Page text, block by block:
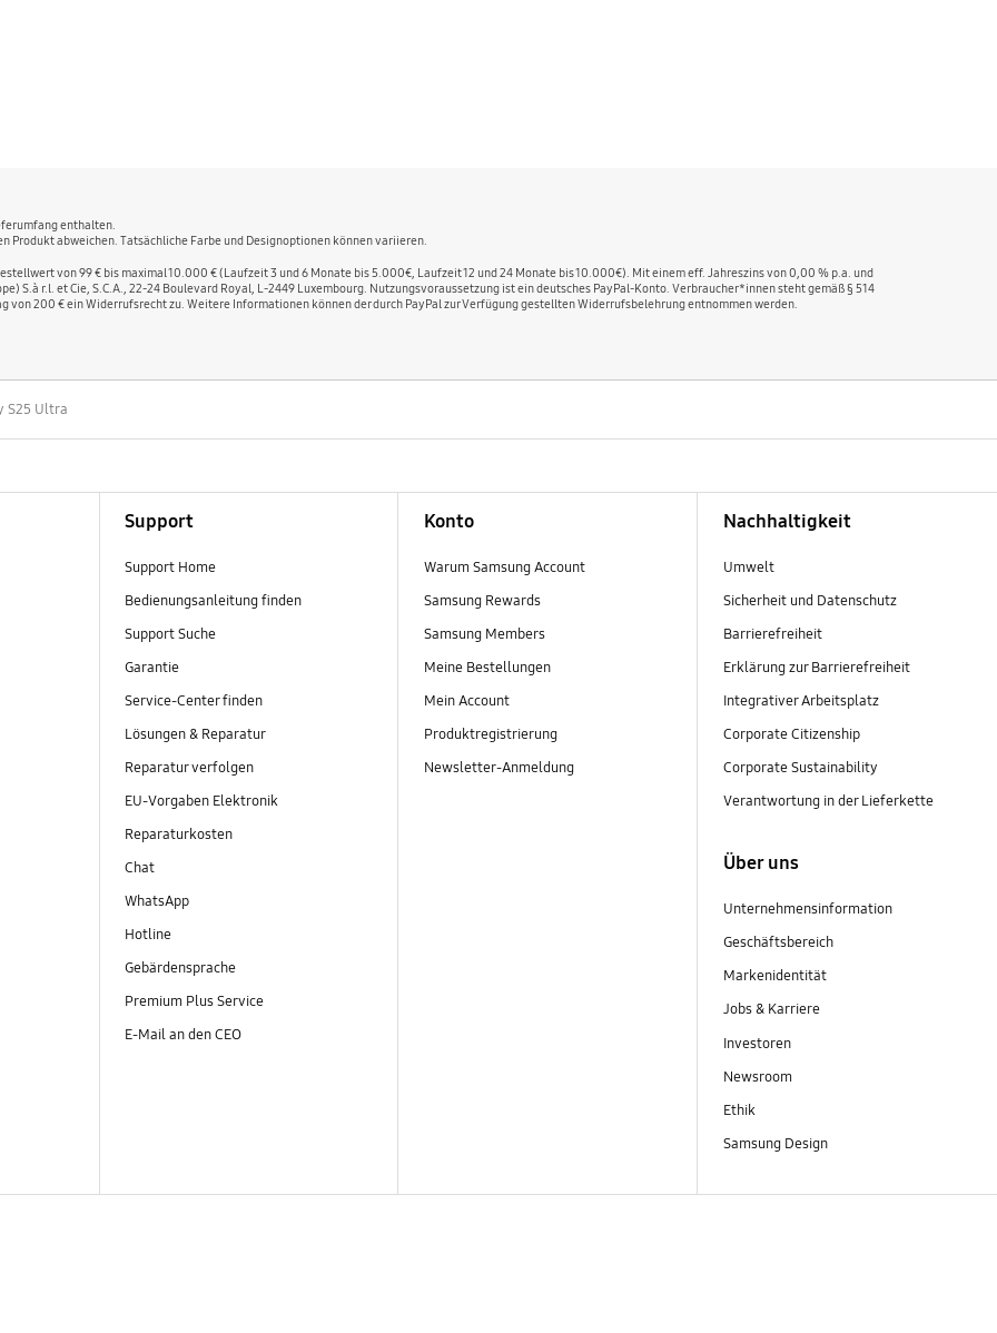
enthalten.
abweichen. Tatsächliche Farbe und Designoptionen können variieren.
von 99 € bis maximal 10.000 € (Laufzeit 3 und 6 Monate bis 5.000€, Laufzeit 12 und 24 Monate bis 10.000€). Mit einem eff. Jahreszins von 0,00 % p.a. und
S.à r.l. et Cie, S.C.A., 22-24 Boulevard Royal, L-2449 Luxembourg. Nutzungsvoraussetzung ist ein deutsches PayPal-Konto. Verbraucher*innen steht gemäß § 514
200 € ein Widerrufsrecht zu. Weitere Informationen können der durch PayPal zur Verfügung gestellten Widerrufsbelehrung entnommen werden.
S25 Ultra
Support
Support Home
Bedienungsanleitung finden
Support Suche
Garantie
Service-Center finden
Lösungen & Reparatur
Reparatur verfolgen
EU-Vorgaben Elektronik
Reparaturkosten
Chat
WhatsApp
Hotline
Gebärdensprache
Premium Plus Service
E-Mail an den CEO
Konto
Warum Samsung Account
Samsung Rewards
Samsung Members
Meine Bestellungen
Mein Account
Produktregistrierung
Newsletter-Anmeldung
Nachhaltigkeit
Umwelt
Sicherheit und Datenschutz
Barrierefreiheit
Erklärung zur Barrierefreiheit
Integrativer Arbeitsplatz
Corporate Citizenship
Corporate Sustainability
Verantwortung in der Lieferkette
Über uns
Unternehmensinformation
Geschäftsbereich
Markenidentität
Jobs & Karriere
Investoren
Newsroom
Ethik
Samsung Design